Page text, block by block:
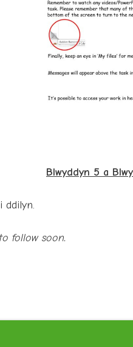
Blwyddyn 5 a
ddilyn.
follow soon.